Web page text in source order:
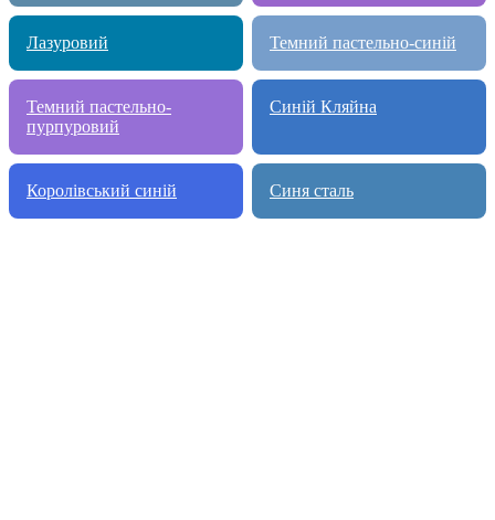
Лазуровий Темний пастельно-синій
Темний пастельно-
пурпуровий
Синій Кляйна
Королівський синій Синя сталь